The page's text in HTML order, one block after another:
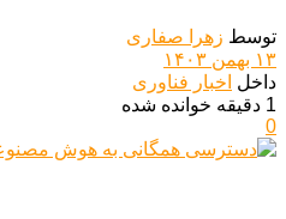
توسط زهرا صفاری
۱۳ بهمن ۱۴۰۳
داخل اخبار فناوری
1 دقیقه خوانده شده
0